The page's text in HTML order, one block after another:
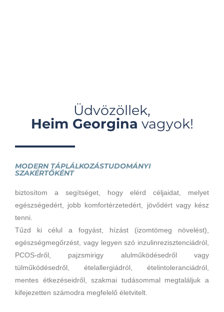
Üdvözöllek,
Heim Georgina vagyok!
MODERN TÁPLÁLKOZÁSTUDOMÁNYI
SZAKÉRTŐKÉNT
biztosítom a segítséget, hogy elérd céljaidat, melyet
egészségedért, jobb komfortérzetedért, jövődért vagy kész
tenni.
Tűzd ki célul a fogyást, hízást (izomtömeg növelést),
egészségmegőrzést, vagy legyen szó inzulinrezisztenciádról,
PCOS-dről, pajzsmirigy alulműködésedről vagy
túlműködésedről, ételallergiádról, ételintoleranciádról,
mentes étkezéseidről, szakmai tudásommal megtaláljuk a
kifejezetten számodra megfelelő életvitelt.